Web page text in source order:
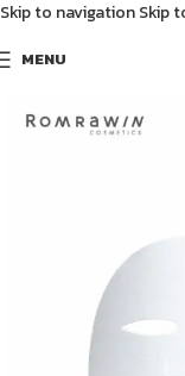
Skip to navigationSkip
MENU